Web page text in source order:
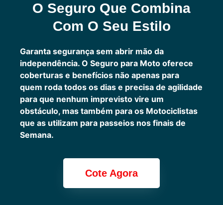
O Seguro Que Combina
Com O Seu Estilo
Garanta segurança sem abrir mão da
independência. O Seguro para Moto oferece
coberturas e benefícios não apenas para
quem roda todos os dias e precisa de agilidade
para que nenhum imprevisto vire um
obstáculo, mas também para os Motociclistas
que as utilizam para passeios nos finais de
Semana.
Cote Agora